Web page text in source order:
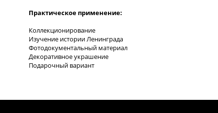
Практическое применение:
Коллекционирование
Изучение истории Ленинграда
Фотодокументальный материал
Декоративное украшение
Подарочный вариант
годов. На страницах издания запечатлен облик